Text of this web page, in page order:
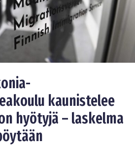
kaunistelee
hyötyjä – laskelma